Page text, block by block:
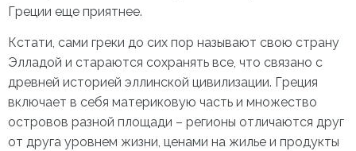
Греции еще приятнее.
Кстати, сами греки до сих пор называют свою страну
Элладой и стараются сохранять все, что связано с
древней историей эллинской цивилизации. Греция
включает в себя материковую часть и множество
островов разной площади – регионы отличаются друг
от друга уровнем жизни, ценами на жилье и продукты